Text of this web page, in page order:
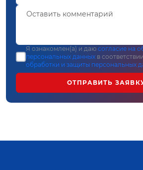
Я ознакомлен(а) и даю согласие на
персональных данных в
обработки и защиты персональных
ОТПРАВИТЬ